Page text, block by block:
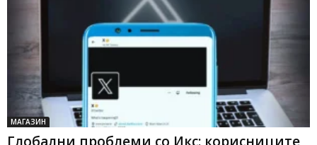
МАГАЗИН
Глобални проблеми со Икс: корисниците